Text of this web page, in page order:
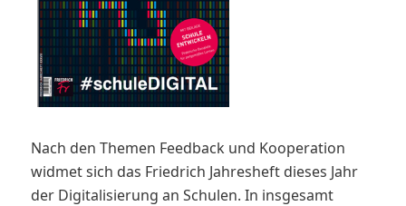
Nach den Themen Feedback und Kooperation
widmet sich das Friedrich Jahresheft dieses Jahr
der Digitalisierung an Schulen. In insgesamt